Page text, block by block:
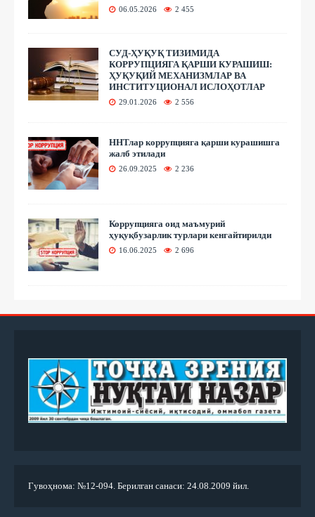
06.05.2026 2 455
СУД-ҲУҚУҚ ТИЗИМИДА
КОРРУПЦИЯГА ҚАРШИ КУРАШИШ:
ҲУҚУҚИЙ МЕХАНИЗМЛАР ВА
ИНСТИТУЦИОНАЛ ИСЛОҲОТЛАР
29.01.2026 2 556
ННТлар коррупцияга қарши курашишга
жалб этилади
26.09.2025 2 236
Коррупцияга оид маъмурий
ҳуқуқбузарлик турлари кенгайтирилди
16.06.2025 2 696
Гувоҳнома: №12-094. Берилган санаси: 24.08.2009 йил.